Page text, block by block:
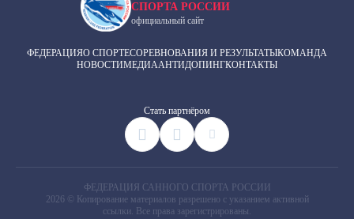
СПОРТА РОССИИ
официальный сайт
ФЕДЕРАЦИЯО СПОРТЕСОРЕВНОВАНИЯ И РЕЗУЛЬТАТЫКОМАНДА
НОВОСТИМЕДИААНТИДОПИНГКОНТАКТЫ
Cтать партнёром
ФЕДЕРАЦИЯ САННОГО СПОРТА РОССИИ
2026 © Копирование материалов разрешено с указанием активной
ссылки. Все права зарегистрированы.